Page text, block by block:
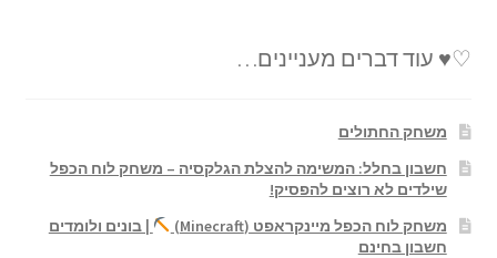
♡♥ עוד דברים מעניינים…
משחק החתולים
חשבון בחלל: המשימה להצלת הגלקסיה – משחק לוח הכפל
שילדים לא רוצים להפסיק!
משחק לוח הכפל מיינקראפט (Minecraft)
| בונים ולומדים
חשבון בחינם